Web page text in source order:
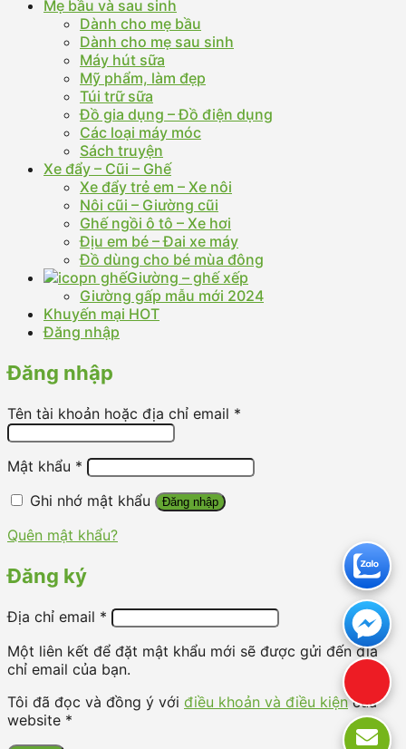
Mẹ bầu và sau sinh
Dành cho mẹ bầu
Dành cho mẹ sau sinh
Máy hút sữa
Mỹ phẩm, làm đẹp
Túi trữ sữa
Đồ gia dụng – Đồ điện dụng
Các loại máy móc
Sách truyện
Xe đẩy – Cũi – Ghế
Xe đẩy trẻ em – Xe nôi
Nôi cũi – Giường cũi
Ghế ngồi ô tô – Xe hơi
Địu em bé – Đai xe máy
Đồ dùng cho bé mùa đông
Giường – ghế xếp
Giường gấp mẫu mới 2024
Khuyến mại HOT
Đăng nhập
Đăng nhập
Tên tài khoản hoặc địa chỉ email *
Mật khẩu *
Ghi nhớ mật khẩu
Đăng nhập
Quên mật khẩu?
Đăng ký
Địa chỉ email *
Một liên kết để đặt mật khẩu mới sẽ được gửi đến địa
chỉ email của bạn.
Tôi đã đọc và đồng ý với điều khoản và điều kiệncủa
website *